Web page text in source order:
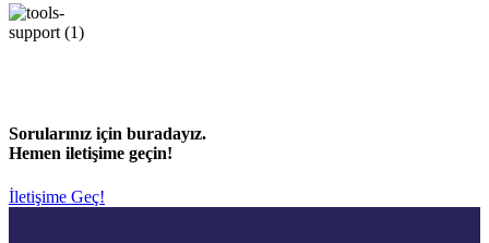
Sorularınız için buradayız.
Hemen iletişime geçin!
İletişime Geç!